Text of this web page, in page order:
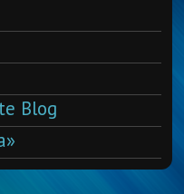
Blog